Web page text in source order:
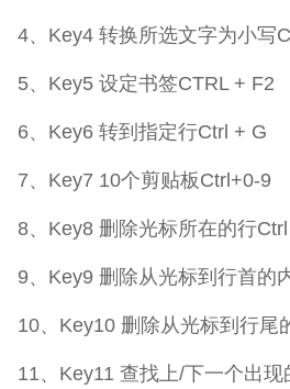
4、Key4 转换所选文字为小写
5、Key5 设定书签CTRL + F2
6、Key6 转到指定行Ctrl + G
7、Key7 10个剪贴板Ctrl+0-9
8、Key8 删除光标所在的行
9、Key9 删除从光标到行首的
10、Key10 删除从光标到行尾
11、Key11 查找上/下一个出